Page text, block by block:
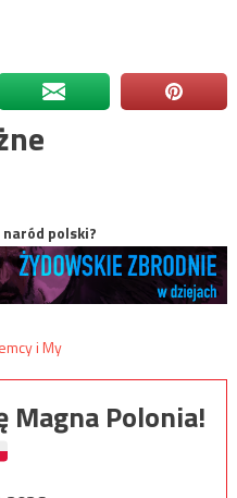
polski?
Magna Polonia!